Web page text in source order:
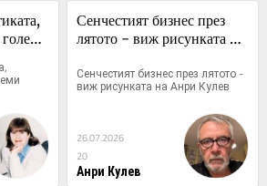
Сенчестият бизнес през
лятото - виж рисунката на
Сенчестият бизнес през лятото -
виж рисунката на Анри Кулев
26.07.2026
20
Анри Кулев